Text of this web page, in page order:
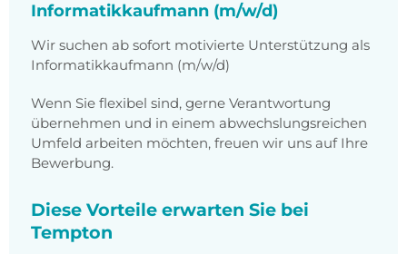
Informatikkaufmann (m/w/d)
Wir suchen ab sofort motivierte Unterstützung als
Informatikkaufmann (m/w/d)
Wenn Sie flexibel sind, gerne Verantwortung
übernehmen und in einem abwechslungsreichen
Umfeld arbeiten möchten, freuen wir uns auf Ihre
Bewerbung.
Diese Vorteile erwarten Sie bei
Tempton